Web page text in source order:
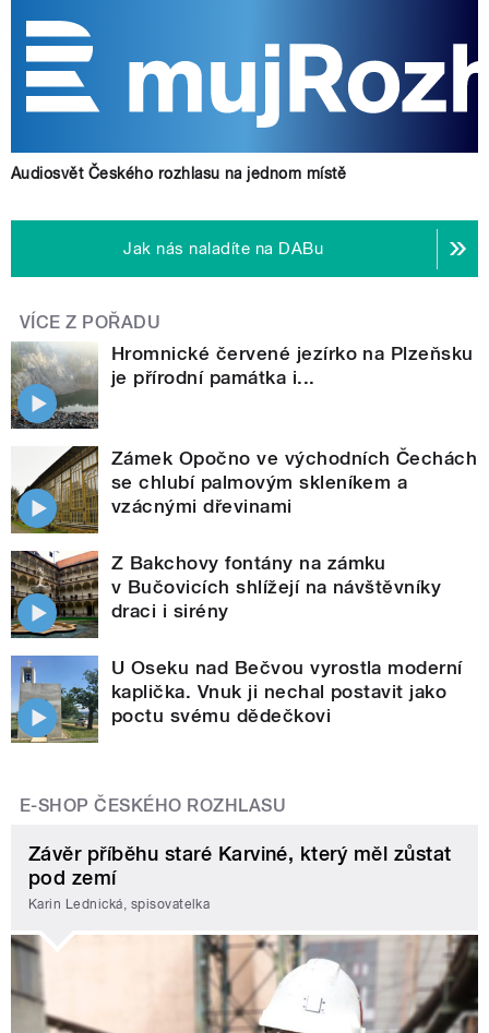
Audiosvět Českého rozhlasu na jednom místě
Jak nás naladíte na DABu
VÍCE Z POŘADU
Hromnické červené jezírko na Plzeňsku
je přírodní památka i...
Zámek Opočno ve východních Čechách
se chlubí palmovým skleníkem a
vzácnými dřevinami
Z Bakchovy fontány na zámku
v Bučovicích shlížejí na návštěvníky
draci i sirény
U Oseku nad Bečvou vyrostla moderní
kaplička. Vnuk ji nechal postavit jako
poctu svému dědečkovi
E-SHOP ČESKÉHO ROZHLASU
Závěr příběhu staré Karviné, který měl zůstat
pod zemí
Karin Lednická, spisovatelka